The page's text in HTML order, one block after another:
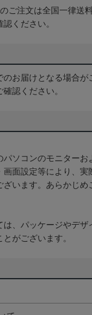
ご注文は全国一律送
認ください。
お届けとなる場合が
確認ください。
ソコンのモニターお
画面設定等により、実
います。あらかじめ
は、パッケージやデザ
がございます。